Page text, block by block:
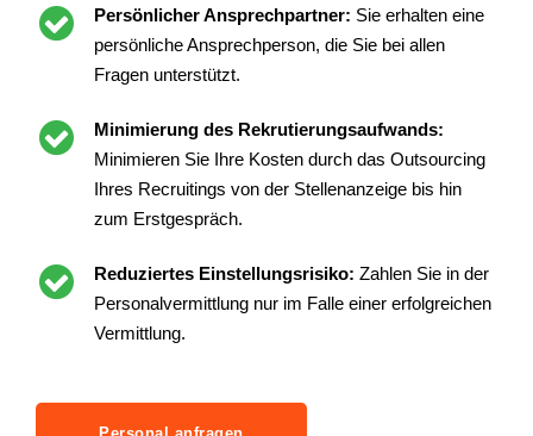
Persönlicher Ansprechpartner: Sie erhalten eine
persönliche Ansprechperson, die Sie bei allen
Fragen unterstützt.
Minimierung des Rekrutierungsaufwands:
Minimieren Sie Ihre Kosten durch das Outsourcing
Ihres Recruitings von der Stellenanzeige bis hin
zum Erstgespräch.
Reduziertes Einstellungsrisiko: Zahlen Sie in der
Personalvermittlung nur im Falle einer erfolgreichen
Vermittlung.